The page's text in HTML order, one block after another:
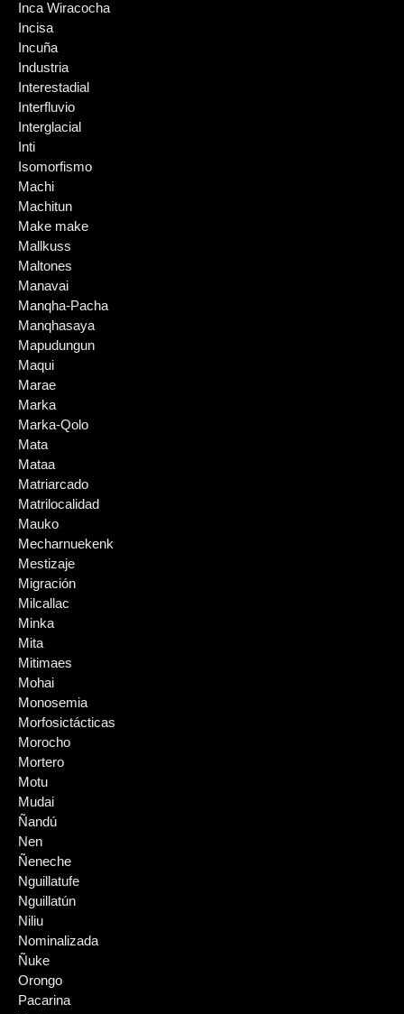
Inca Wiracocha
Incisa
Incuña
Industria
Interestadial
Interfluvio
Interglacial
Inti
Isomorfismo
Machi
Machitun
Make make
Mallkuss
Maltones
Manavai
Manqha-Pacha
Manqhasaya
Mapudungun
Maqui
Marae
Marka
Marka-Qolo
Mata
Mataa
Matriarcado
Matrilocalidad
Mauko
Mecharnuekenk
Mestizaje
Migración
Milcallac
Minka
Mita
Mitimaes
Mohai
Monosemia
Morfosictácticas
Morocho
Mortero
Motu
Mudai
Ñandú
Nen
Ñeneche
Nguillatufe
Nguillatún
Niliu
Nominalizada
Ñuke
Orongo
Pacarina